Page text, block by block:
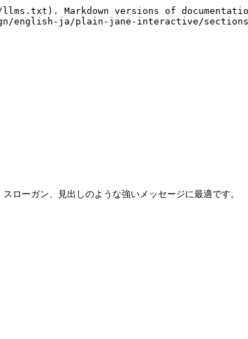
Markdown versions of
english-ja/plain-jane-interactive/
ローガン、見出しのような強いメッセージに最適です。